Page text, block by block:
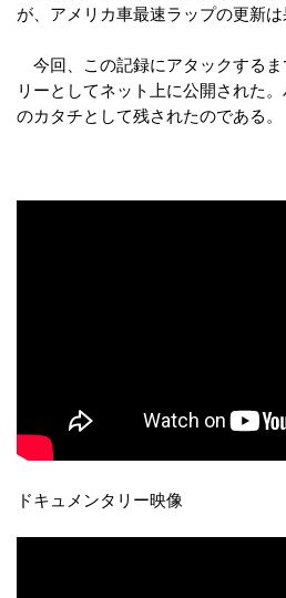
が、アメリカ車最速ラップの更新は
今回、この記録にアタックする
リーとしてネット上に公開された
のカタチとして残されたのである。
ドキュメンタリー映像